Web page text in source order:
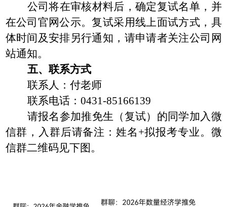
公司将在审核材料后 ，确定复试名单，并
在公司官网公示。复试采用线上面试方式 ， 具
体时间及安排另行通知，请申请者关注公司 网
站通知。
五、联系方式
联系人：付老师
联系电话： 0431-85166139
请报名参加推免生 （复试） 的同学加入微
信群，入群后请备注：姓名 +拟报考专业。微
信群二维码见下图。